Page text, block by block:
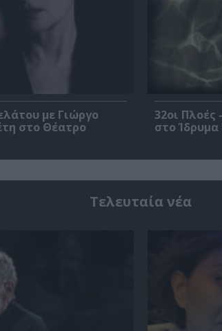
με Γιώργο
στο Θέατρο
32οι Πλοές
στο
Τελευταία νέα